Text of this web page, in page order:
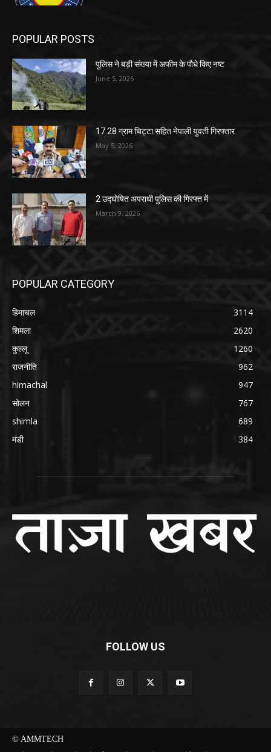
POPULAR POSTS
पुलिस ने बड़ी संख्या में अफीम के पौधे किए नष्ट
June 5, 2026
17.28 ग्राम चिट्टा सहित नेपाली युवती गिरफ्तार
May 5, 2026
2 उद्घोषित अपराधी पुलिस की गिरफ्त में
March 9, 2026
POPULAR CATEGORY
हिमाचल
3114
शिमला
2620
कुल्लू
1260
राजनीति
962
himachal
947
सोलन
767
shimla
689
मंडी
384
FOLLOW US
© AMMTECH